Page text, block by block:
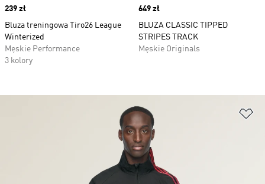
Price
239 zł
Bluza treningowa Tiro26 League
Winterized
Męskie Performance
3 kolory
Price
649 zł
BLUZA CLASSIC TIPPED
STRIPES TRACK
Męskie Originals